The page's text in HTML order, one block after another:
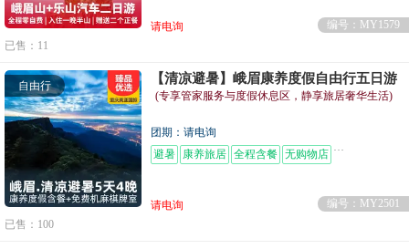
请电询
编号：MY1579
已售：11
自由行 【清凉避暑】峨眉康养度假自由行五日游
(专享管家服务与度假休息区，静享旅居奢华生活)
团期：请电询
避暑
康养旅居 全程含餐 无购物店 免费机麻棋牌
请电询
编号：MY2501
已售：100